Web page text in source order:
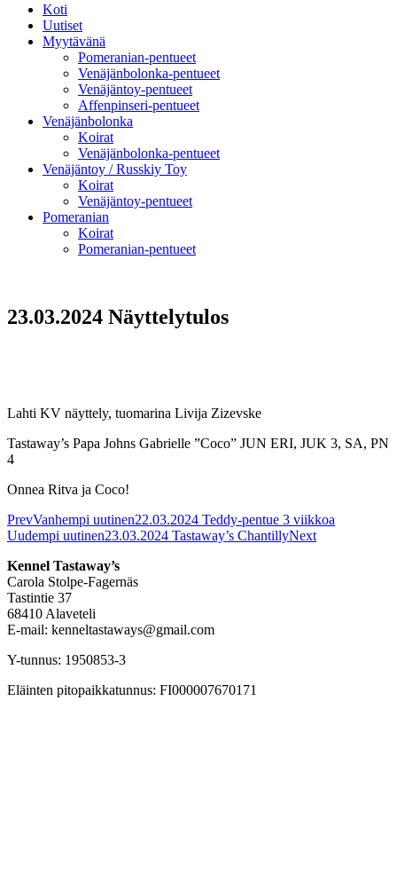
Koti
Uutiset
Myytävänä
Pomeranian-pentueet
Venäjänbolonka-pentueet
Venäjäntoy-pentueet
Affenpinseri-pentueet
Venäjänbolonka
Koirat
Venäjänbolonka-pentueet
Venäjäntoy / Russkiy Toy
Koirat
Venäjäntoy-pentueet
Pomeranian
Koirat
Pomeranian-pentueet
23.03.2024 Näyttelytulos
Lahti KV näyttely, tuomarina Livija Zizevske
Tastaway’s Papa Johns Gabrielle ”Coco” JUN ERI, JUK 3, SA, PN
4
Onnea Ritva ja Coco!
PrevVanhempi uutinen22.03.2024 Teddy-pentue 3 viikkoa
Uudempi uutinen23.03.2024 Tastaway’s ChantillyNext
Kennel Tastaway’s
Carola Stolpe-Fagernäs
Tastintie 37
68410 Alaveteli
E-mail: kenneltastaways@gmail.com
Y-tunnus: 1950853-3
Eläinten pitopaikkatunnus: FI000007670171